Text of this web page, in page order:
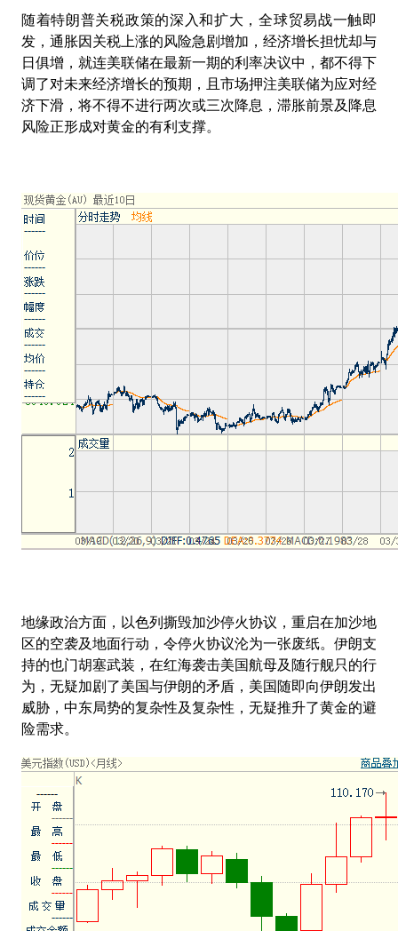
随着特朗普关税政策的深入和扩大，全球贸易战一触即
发，通胀因关税上涨的风险急剧增加，经济增长担忧却与
日俱增，就连美联储在最新一期的利率决议中，都不得下
调了对未来经济增长的预期，且市场押注美联储为应对经
济下滑，将不得不进行两次或三次降息，滞胀前景及降息
风险正形成对黄金的有利支撑。
地缘政治方面，以色列撕毁加沙停火协议，重启在加沙地
区的空袭及地面行动，令停火协议沦为一张废纸。 伊朗支
持的也门胡塞武装，在红海袭击美国航母及随行舰只的行
为，无疑加剧了美国与伊朗的矛盾，美国随即向伊朗发出
威胁，中东局势的复杂性及复杂性，无疑推升了黄金的避
险需求。